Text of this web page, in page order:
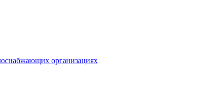
организациях